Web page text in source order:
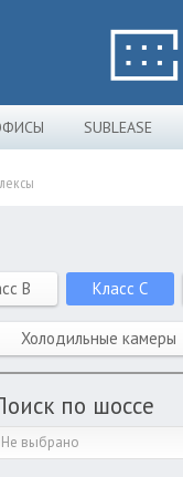
SUBLEASE
B Класс C
Холодильные камеры
по шоссе
Не выбрано